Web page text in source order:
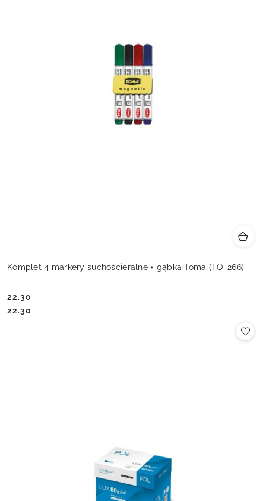
Komplet 4 markery suchościeralne + gąbka Toma (TO-266)
Cena:
22.30
Cena:
22.30